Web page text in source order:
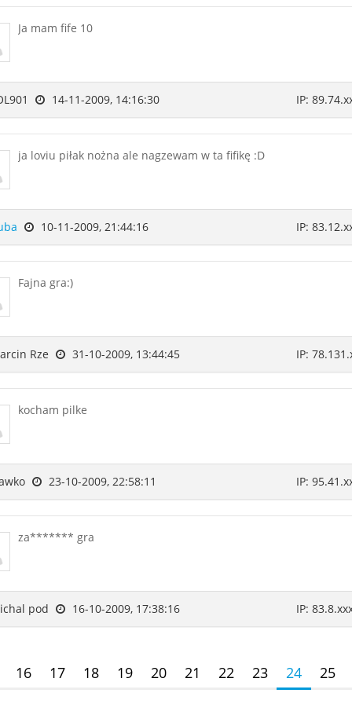
Ja mam fife 10
14-11-2009, 14:16:30 IP:
ja loviu piłak nożna ale nagzewam w ta fifikę :D
10-11-2009, 21:44:16 IP:
Fajna gra:)
Rze 31-10-2009, 13:44:45 IP:
kocham pilke
23-10-2009, 22:58:11 IP:
za******* gra
pod 16-10-2009, 17:38:16 IP:
16 17 18 19 20 21 22 23 24 25